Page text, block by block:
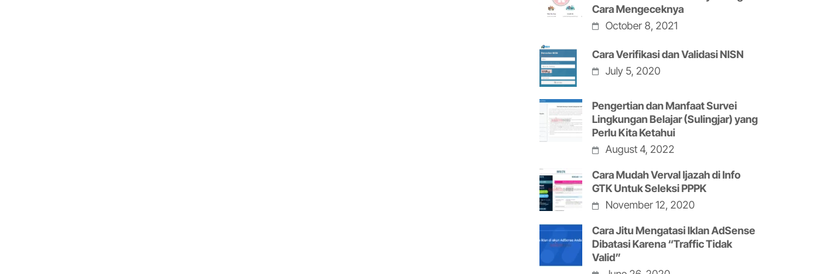
Cara Mengeceknya
October 8, 2021
Cara Verifikasi dan Validasi NISN
July 5, 2020
Pengertian dan Manfaat Survei
Lingkungan Belajar (Sulingjar) yang
Perlu Kita Ketahui
August 4, 2022
Cara Mudah Verval Ijazah di Info
GTK Untuk Seleksi PPPK
November 12, 2020
Cara Jitu Mengatasi Iklan AdSense
Dibatasi Karena “Traffic Tidak
Valid”